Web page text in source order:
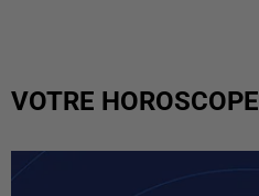
VOTRE HOROSCOPE